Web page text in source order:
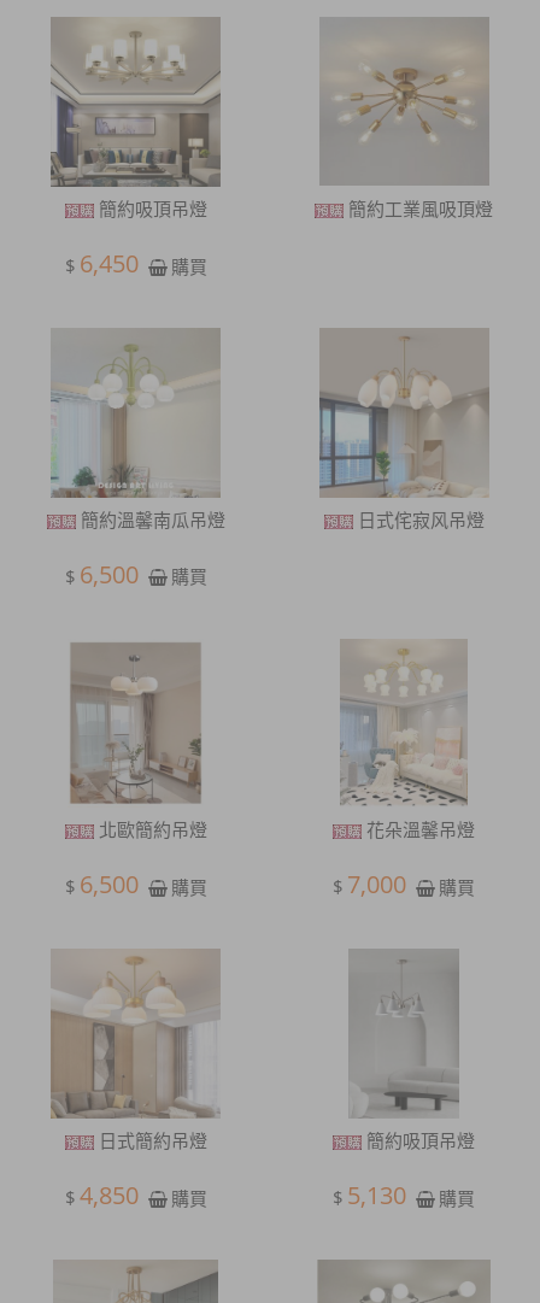
簡約吸頂吊燈
$ 6,450 購買
簡約工業風吸頂燈
簡約溫馨南瓜吊燈
$ 6,500 購買
日式侘寂风吊燈
北歐簡約吊燈
$ 6,500 購買
花朵溫馨吊燈
$ 7,000 購買
日式簡約吊燈
$ 4,850 購買
簡約吸頂吊燈
$ 5,130 購買